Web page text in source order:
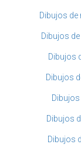
Dibujos
Dibujos
Dibujos
Dibujos
Dibujos
Dibujos